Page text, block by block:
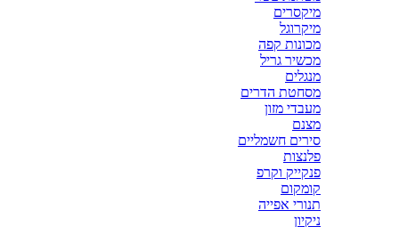
מיקסרים
מיקרוגל
מכונות קפה
מכשיר גריל
מנגלים
מסחטת הדרים
מעבדי מזון
מצנם
סירים חשמליים
פלנצות
פנקייק וקרפ
קומקום
תנורי אפייה
ניקיון